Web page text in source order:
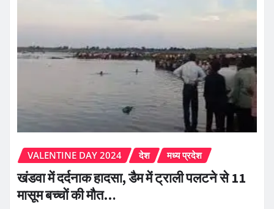
VALENTINE DAY 2024 देश मध्य प्रदेश
खंडवा में दर्दनाक हादसा, डैम में ट्राली पलटने से 11
मासूम बच्चों की मौत…